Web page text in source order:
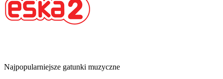
Najpopularniejsze gatunki muzyczne